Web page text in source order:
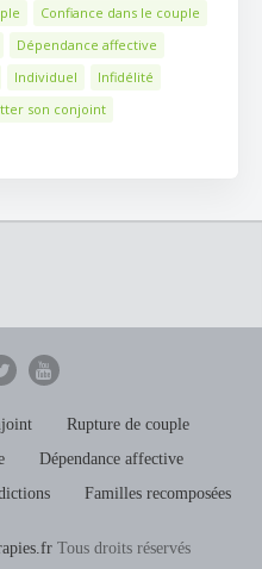
Confiance dans le couple
Dépendance affective
Individuel
Infidélité
son conjoint
Rupture de couple
Dépendance affective
Familles recomposées
Tous droits réservés